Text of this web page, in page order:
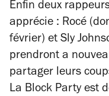
Enfin deux
apprécie : Rocé
février) et Sly
prendront a
partager leurs
La Block Party est